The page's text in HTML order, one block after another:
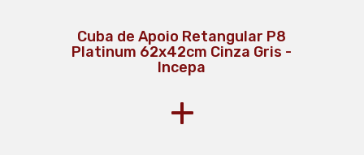
Cuba de Apoio Retangular P8
Platinum 62x42cm Cinza Gris -
Incepa
+